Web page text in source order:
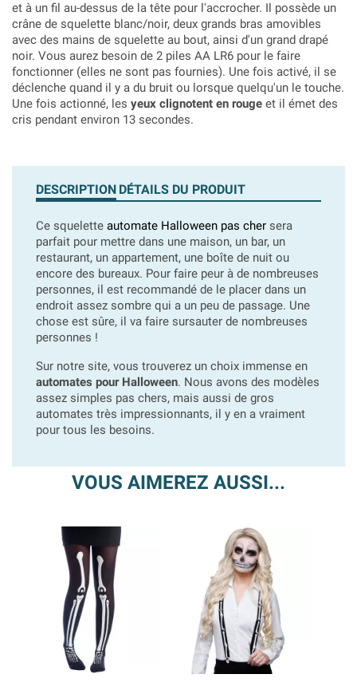
et à un fil au-dessus de la tête pour l'accrocher. Il possède un
crâne de squelette blanc/noir, deux grands bras amovibles
avec des mains de squelette au bout, ainsi d'un grand drapé
noir. Vous aurez besoin de 2 piles AA LR6 pour le faire
fonctionner (elles ne sont pas fournies). Une fois activé, il se
déclenche quand il y a du bruit ou lorsque quelqu'un le touche.
Une fois actionné, les yeux clignotent en rouge et il émet des
cris pendant environ 13 secondes.
DESCRIPTION DÉTAILS DU PRODUIT
Ce squelette automate Halloween pas cher sera
parfait pour mettre dans une maison, un bar, un
restaurant, un appartement, une boîte de nuit ou
encore des bureaux. Pour faire peur à de nombreuses
personnes, il est recommandé de le placer dans un
endroit assez sombre qui a un peu de passage. Une
chose est sûre, il va faire sursauter de nombreuses
personnes !
Sur notre site, vous trouverez un choix immense en
automates pour Halloween. Nous avons des modèles
assez simples pas chers, mais aussi de gros
automates très impressionnants, il y en a vraiment
pour tous les besoins.
VOUS AIMEREZ AUSSI...